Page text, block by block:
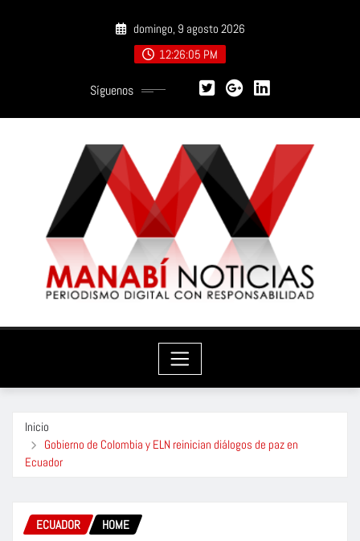
domingo, 9 agosto 2026
12:26:07 PM
Síguenos
Inicio
Gobierno de Colombia y ELN reinician diálogos de paz en
Ecuador
ECUADOR HOME